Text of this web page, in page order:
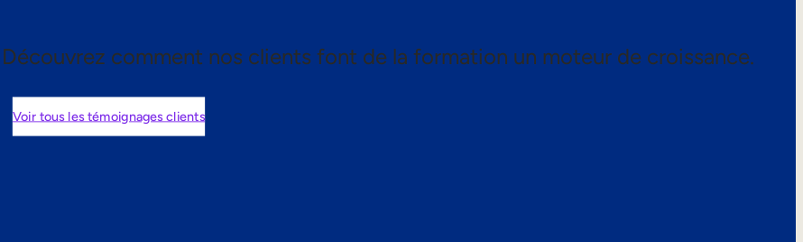
Découvrez comment nos clients font de la formation un moteur de croissance.
Voir tous les témoignages clients